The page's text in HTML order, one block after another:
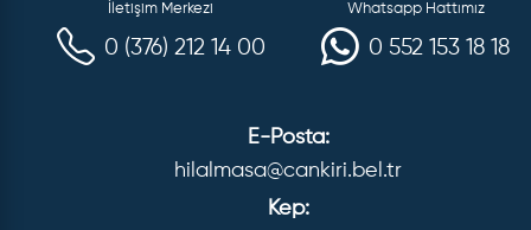
İletişim Merkezi
0 (376) 212 14 00
Whatsapp Hattımız
0 552 153 18 18
E-Posta:
hilalmasa@cankiri.bel.tr
Kep: